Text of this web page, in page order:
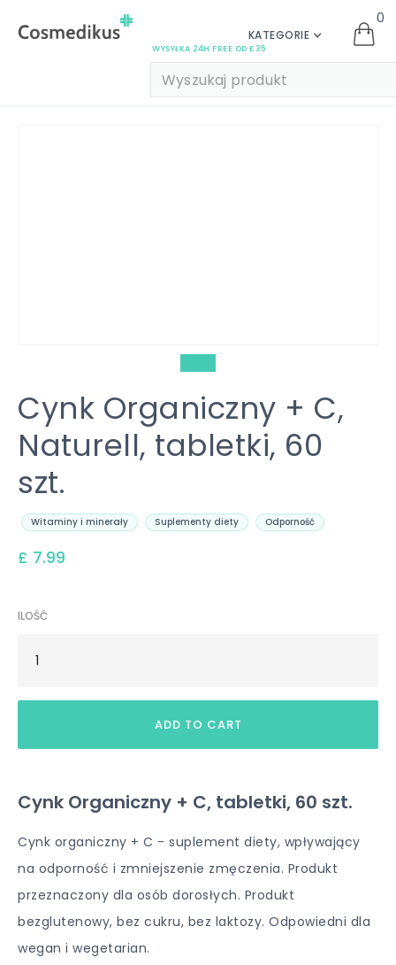
WYSYŁKA 24H FREE OD £35
KATEGORIE
0
Cynk Organiczny + C,
Naturell, tabletki, 60
szt.
Witaminy i minerały Suplementy diety Odporność
£ 7.99
ILOŚĆ
Cynk Organiczny + C, tabletki, 60 szt.
Cynk organiczny + C - suplement diety, wpływający
na odporność i zmniejszenie zmęczenia. Produkt
przeznaczony dla osób dorosłych. Produkt
bezglutenowy, bez cukru, bez laktozy. Odpowiedni dla
wegan i wegetarian.